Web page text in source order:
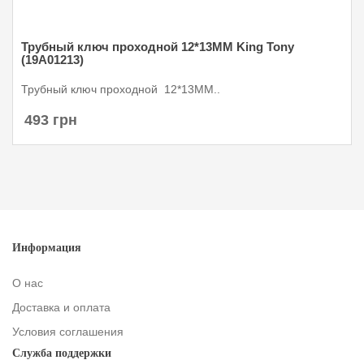
Трубный ключ проходной 12*13MM King Tony
(19A01213)
Трубный ключ проходной 12*13MM..
493 грн
Информация
О нас
Доставка и оплата
Условия соглашения
Служба поддержки